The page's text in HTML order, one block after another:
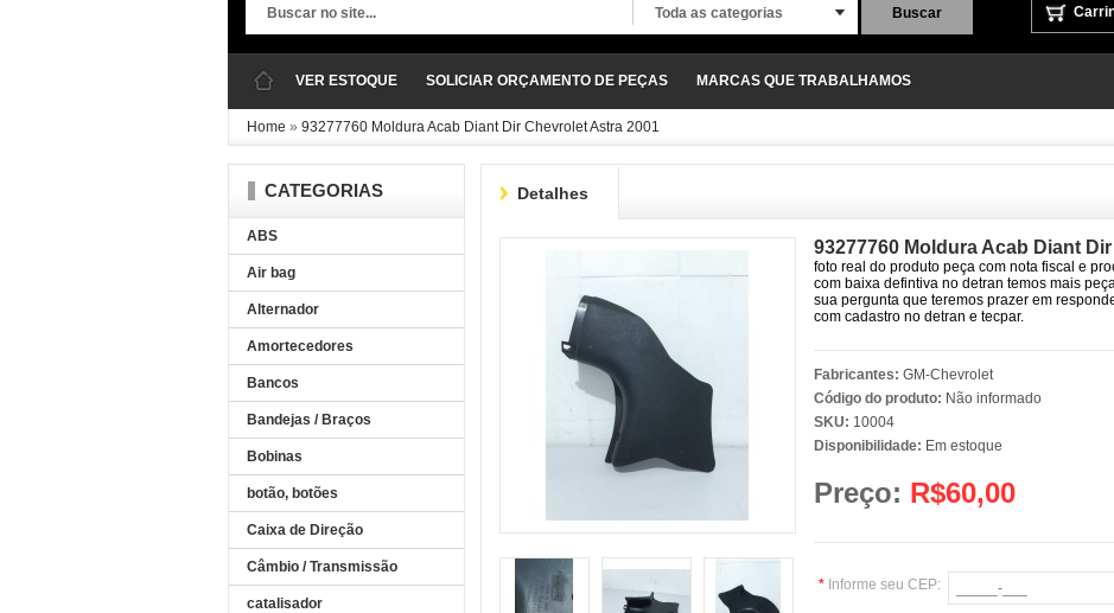
Toda as categorias Buscar
VER ESTOQUE SOLICIAR ORÇAMENTO DE PEÇAS MARCAS QUE TRABALHAMOS
Home » 93277760 Moldura Acab Diant Dir Chevrolet Astra 2001
CATEGORIAS
ABS
Air bag
Alternador
Amortecedores
Bancos
Bandejas / Braços
Bobinas
botão, botões
Caixa de Direção
Câmbio / Transmissão
catalisador
Detalhes
93277760 Moldura Acab Diant
foto real do produto peça com nota fiscal e
com baixa defintiva no detran temos mais
sua pergunta que teremos prazer em
com cadastro no detran e tecpar.
Fabricantes: GM-Chevrolet
Código do produto: Não informado
SKU: 10004
Disponibilidade: Em estoque
Preço: R$60,00
* Informe seu CEP: